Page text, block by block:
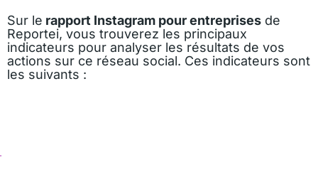
Sur le rapport Instagram pour entreprises de
Reportei, vous trouverez les principaux
indicateurs pour analyser les résultats de vos
actions sur ce réseau social. Ces indicateurs sont
les suivants :